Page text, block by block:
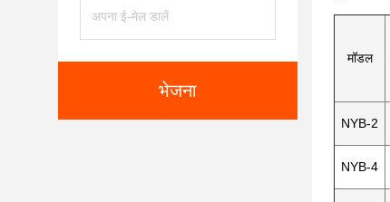
भेजना
मॉडल
NYB-2
NYB-4